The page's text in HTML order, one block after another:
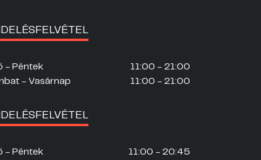
- Péntek
11:00 - 21:00
- Vasárnap
11:00 - 21:00
- Péntek 11:00 - 20:45